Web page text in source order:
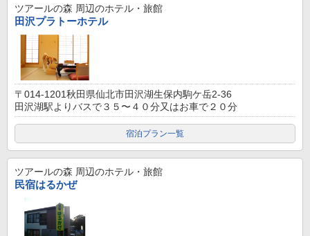
ツアールの森 周辺のホテル・旅館
田沢プラトーホテル
〒014-1201秋田県仙北市田沢湖生保内駒ケ岳2-36
田沢湖駅よりバスで３５〜４０分又はお車で２０分
宿泊プラン一覧
ツアールの森 周辺のホテル・旅館
民宿はるかぜ